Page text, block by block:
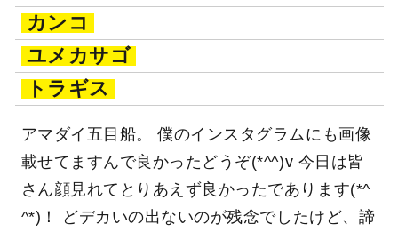
アラ
アマダイ
23～38cm 1～6匹
オニカサゴ
レンコダイ
カンコ
ユメカサゴ
トラギス